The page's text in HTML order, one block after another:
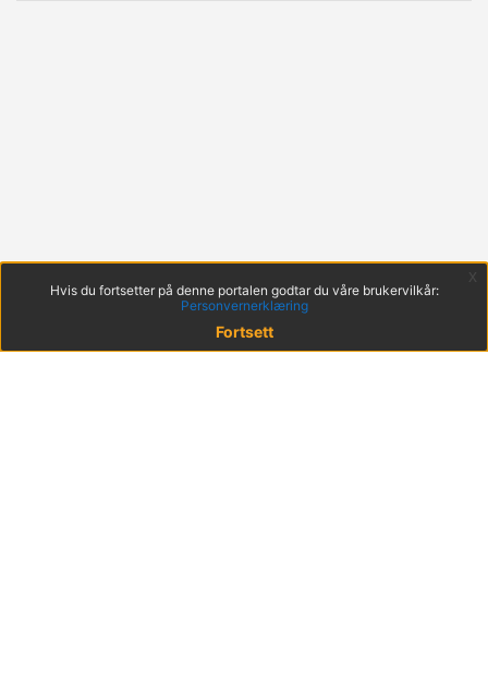
Hvis du fortsetter på denne portalen godtar du våre brukervilkår:
Personvernerklæring
Fortsett
x